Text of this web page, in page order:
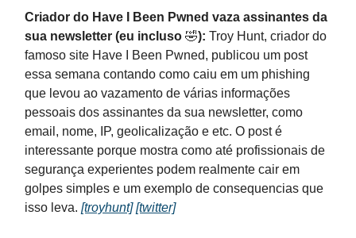
Criador do Have I Been Pwned vaza assinantes da
sua newsletter (eu incluso 🤣): Troy Hunt, criador do
famoso site Have I Been Pwned, publicou um post
essa semana contando como caiu em um phishing
que levou ao vazamento de várias informações
pessoais dos assinantes da sua newsletter, como
email, nome, IP, geolicalização e etc. O post é
interessante porque mostra como até profissionais de
segurança experientes podem realmente cair em
golpes simples e um exemplo de consequencias que
isso leva. [troyhunt] [twitter]